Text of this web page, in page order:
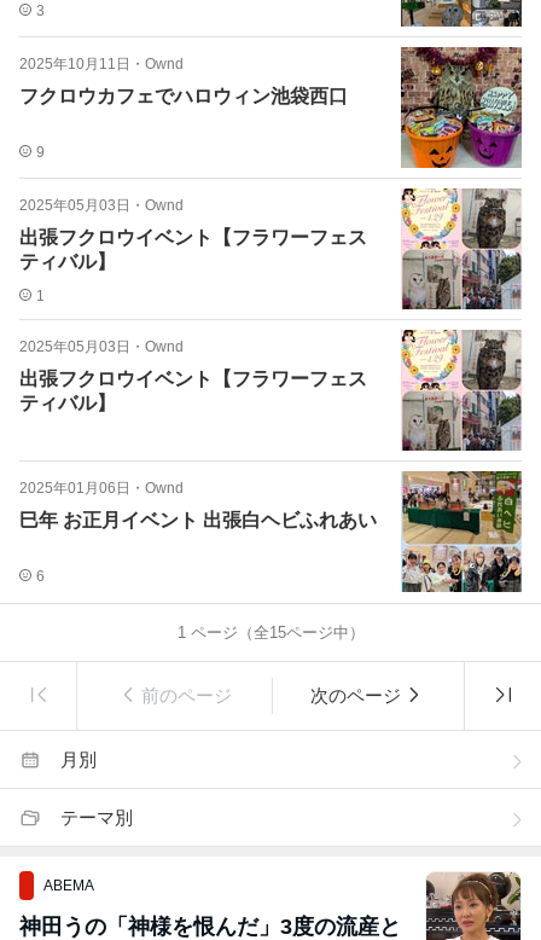
3
2025年10月11日 ・ Ownd
フクロウカフェでハロウィン池袋西口
9
2025年05月03日 ・ Ownd
出張フクロウイベント【フラワーフェス
ティバル】
1
2025年05月03日 ・ Ownd
出張フクロウイベント【フラワーフェス
ティバル】
2025年01月06日 ・ Ownd
巳年 お正月イベント 出張白ヘビふれあい
6
1ページ（全15ページ中）
前のページ 次のページ
月別
テーマ別
ABEMA
神田うの「神様を恨んだ」3度の流産と